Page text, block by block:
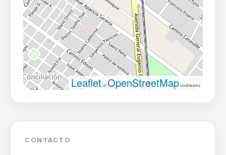
Leaflet , ©OpenStreetMapcontributors
CONTACTO